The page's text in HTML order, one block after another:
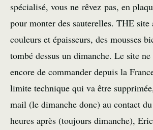
spécialisé, vous ne rêvez pas, en
pour monter des sauterelles. THE site
couleurs et épaisseurs, des mousses
tombé dessus un dimanche. Le site
encore de commander depuis la
limite technique qui va être
mail (le dimanche donc) au contact
heures après (toujours dimanche),